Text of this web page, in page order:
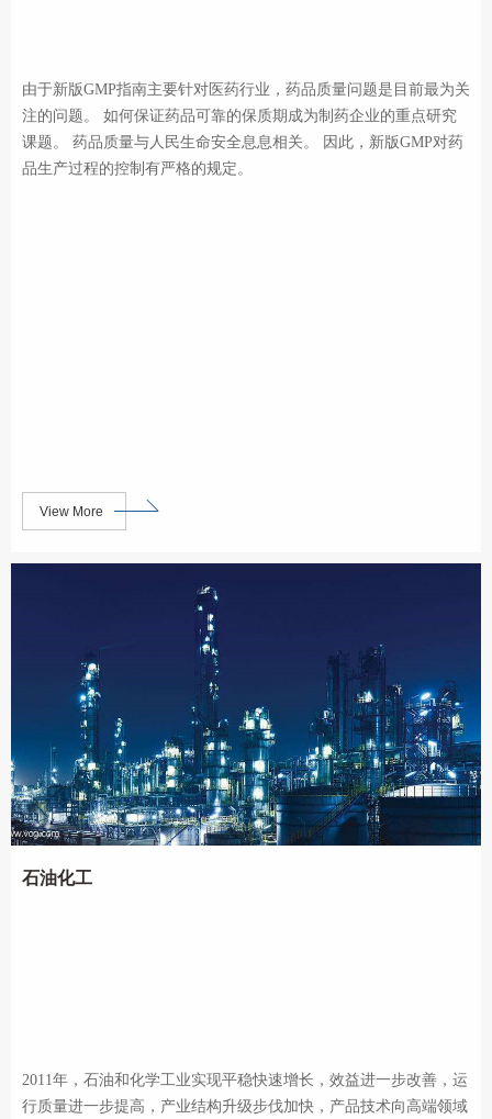
由于新版GMP指南主要针对医药行业，药品质量问题是目前最为关
注的问题。 如何保证药品可靠的保质期成为制药企业的重点研究
课题。 药品质量与人民生命安全息息相关。 因此，新版GMP对药
品生产过程的控制有严格的规定。
View More
石油化工
2011年，石油和化学工业实现平稳快速增长，效益进一步改善，运
行质量进一步提高，产业结构升级步伐加快，产品技术向高端领域